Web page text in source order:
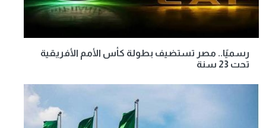
رسميًا.. مصر تستضيف بطولة كأس الأمم الأفريقية
تحت 23 سنة